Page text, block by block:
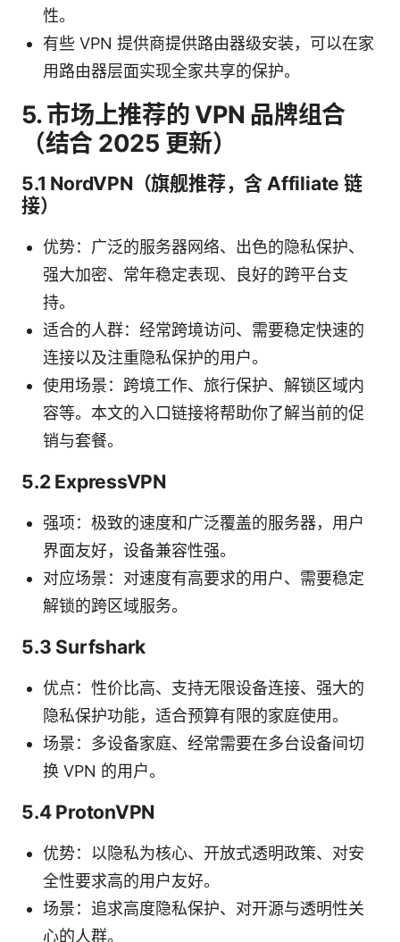
性。
有些 VPN 提供商提供路由器级安装，可以在家
用路由器层面实现全家共享的保护。
5. 市场上推荐的 VPN 品牌组合
（结合 2025 更新）
5.1 NordVPN（旗舰推荐，含 Affiliate 链
接）
优势：广泛的服务器网络、出色的隐私保护、
强大加密、常年稳定表现、良好的跨平台支
持。
适合的人群：经常跨境访问、需要稳定快速的
连接以及注重隐私保护的用户。
使用场景：跨境工作、旅行保护、解锁区域内
容等。本文的入口链接将帮助你了解当前的促
销与套餐。
5.2 ExpressVPN
强项：极致的速度和广泛覆盖的服务器，用户
界面友好，设备兼容性强。
对应场景：对速度有高要求的用户、需要稳定
解锁的跨区域服务。
5.3 Surfshark
优点：性价比高、支持无限设备连接、强大的
隐私保护功能，适合预算有限的家庭使用。
场景：多设备家庭、经常需要在多台设备间切
换 VPN 的用户。
5.4 ProtonVPN
优势：以隐私为核心、开放式透明政策、对安
全性要求高的用户友好。
场景：追求高度隐私保护、对开源与透明性关
心的人群。